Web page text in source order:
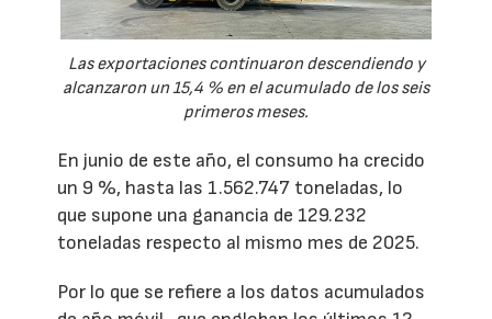
Las exportaciones continuaron descendiendo y
alcanzaron un 15,4 % en el acumulado de los seis
primeros meses.
En junio de este año, el consumo ha crecido
un 9 %, hasta las 1.562.747 toneladas, lo
que supone una ganancia de 129.232
toneladas respecto al mismo mes de 2025.
Por lo que se refiere a los datos acumulados